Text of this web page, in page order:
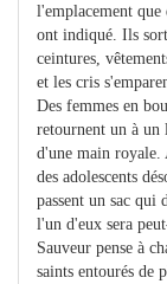
l'emplacement que
ont indiqué. Ils
ceintures,
et les cris
Des femmes en
retournent un à un
d'une main royale.
des adolescents
passent un sac qui
l'un d'eux sera
Sauveur pense à
saints entourés de